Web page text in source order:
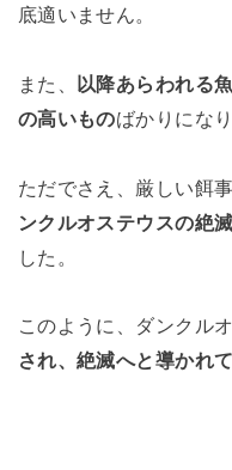
底適いません。
また、
以降あらわれる
の高いものばかりになり
ただでさえ、厳しい餌
ンクルオステウスの絶
した。
このように、ダンクル
され、絶滅へと導かれ